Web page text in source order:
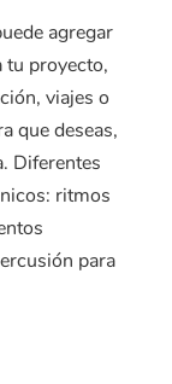
agregar
tu proyecto,
viajes o
que deseas,
Diferentes
ritmos
para